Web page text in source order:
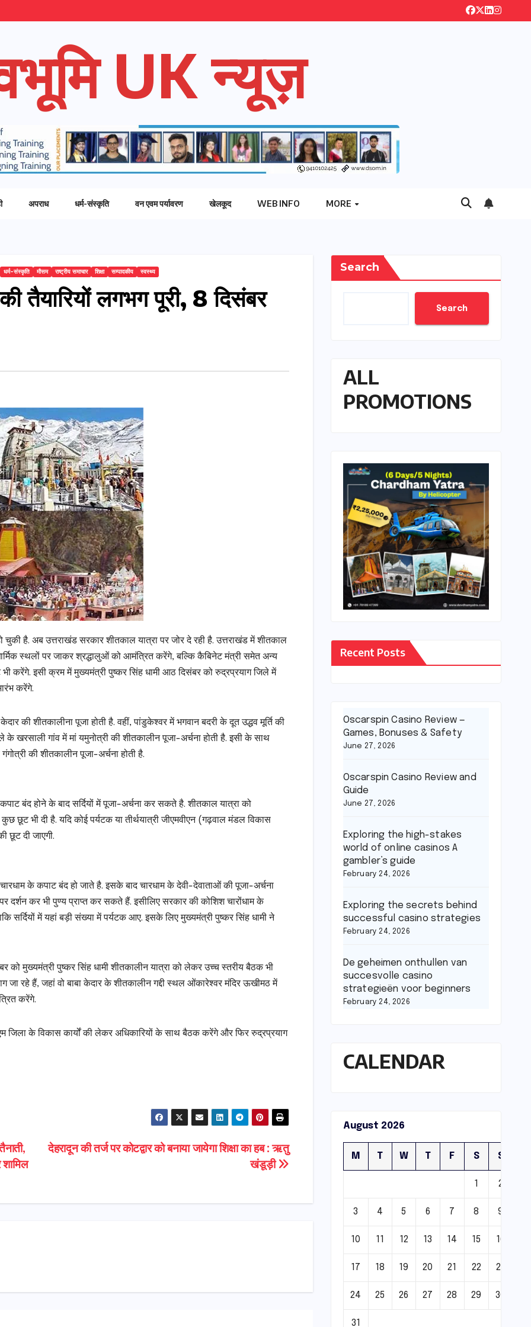
UK न्यूज़
अपराध धर्म-संस्कृति वन एवम पर्यावरण खेलकूद WEB INFO MORE
धर्म-संस्कृति मौसम राष्ट्रीय समाचार शिक्षा सम्पादकीय स्वस्थ्य
तैयारियों लगभग पूरी, 8 दिसंबर
चुकी है. अब उत्तराखंड सरकार शीतकाल यात्रा पर जोर दे रही है. उत्तराखंड में शीतकाल
स्थलों पर जाकर श्रद्धालुओं को आमंत्रित करेंगे, बल्कि कैबिनेट मंत्री समेत अन्य
करेंगे. इसी क्रम में मुख्यमंत्री पुष्कर सिंह धामी आठ दिसंबर को रुद्रप्रयाग जिले में
करेंगे.
की शीतकालीना पूजा होती है. वहीं, पांडुकेश्वर में भगवान बदरी के दूत उद्धव मूर्ति की
खरसाली गांव में मां यमुनोत्री की शीतकालीन पूजा-अर्चना होती है. इसी के साथ
की शीतकालीन पूजा-अर्चना होती है.
बंद होने के बाद सर्दियों में पूजा-अर्चना कर सकते है. शीतकाल यात्रा को
छूट भी दी है. यदि कोई पर्यटक या तीर्थयात्री जीएमवीएन (गढ़वाल मंडल विकास
छूट दी जाएगी.
चारधाम के कपाट बंद हो जाते है. इसके बाद चारधाम के देवी-देवाताओं की पूजा-अर्चना
दर्शन कर भी पुण्य प्राप्त कर सकते हैं. इसीलिए सरकार की कोशिश चारोंधाम के
सर्दियों में यहां बड़ी संख्या में पर्यटक आए. इसके लिए मुख्यमंत्री पुष्कर सिंह धामी ने
को मुख्यमंत्री पुष्कर सिंह धामी शीतकालीन यात्रा को लेकर उच्च स्तरीय बैठक भी
जा रहे हैं, जहां वो बाबा केदार के शीतकालीन गद्दी स्थल ओंकारेश्वर मंदिर ऊखीमठ में
करेंगे.
जिला के विकास कार्यों की लेकर अधिकारियों के साथ बैठक करेंगे और फिर रुद्रप्रयाग
देहरादून की तर्ज पर कोटद्वार को बनाया जायेगा शिक्षा का हब : ऋतु
खंडूड़ी
Search
Search
ALL
PROMOTIONS
Recent Posts
Oscarspin Casino Review —
Games, Bonuses & Safety
June 27, 2026
Oscarspin Casino Review and
Guide
June 27, 2026
Exploring the high-stakes
world of online casinos A
gambler’s guide
February 24, 2026
Exploring the secrets behind
successful casino strategies
February 24, 2026
De geheimen onthullen van
succesvolle casino
strategieën voor beginners
February 24, 2026
CALENDAR
August 2026
M T W T F S S
1 2
3 4 5 6 7 8 9
10 11 12 13 14 15 16
17 18 19 20 21 22 23
24 25 26 27 28 29 30
31